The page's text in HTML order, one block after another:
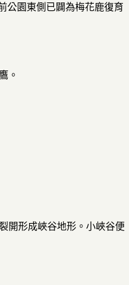
公園東側已闢為梅花鹿復育
。
開形成峽谷地形。小峽谷便